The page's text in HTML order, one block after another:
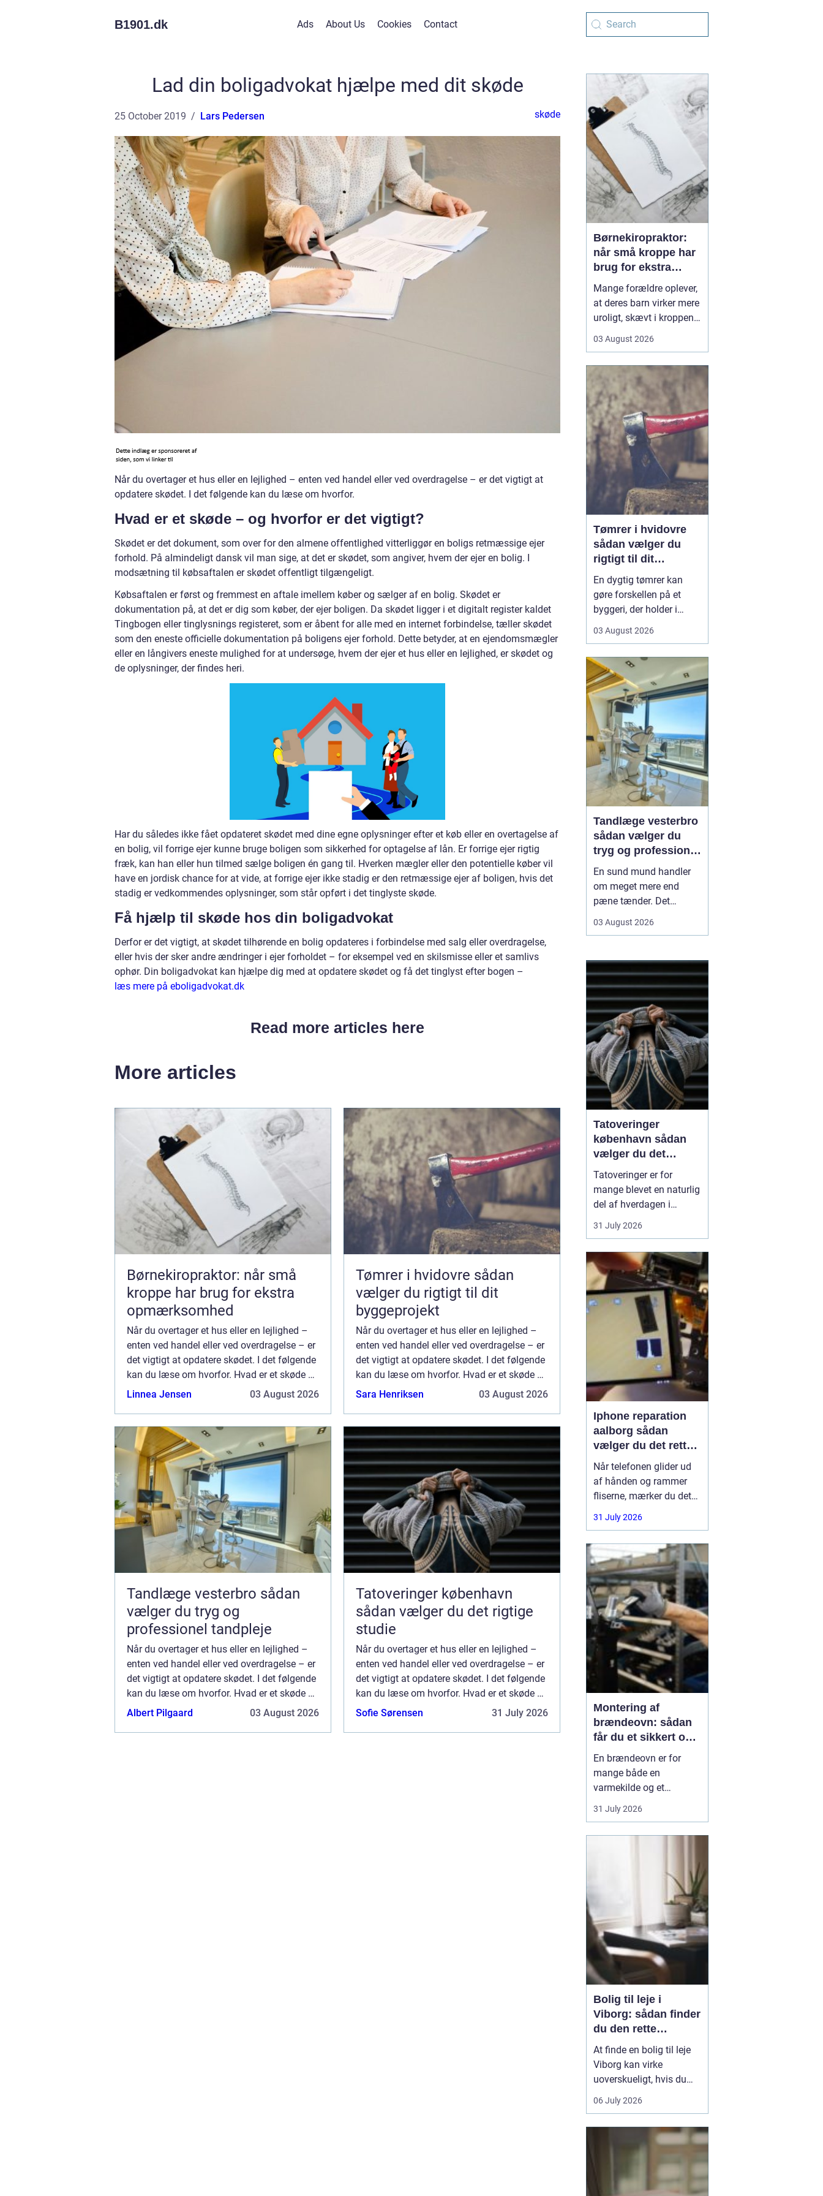
B1901.dk Ads About Us Cookies Contact
Lad din boligadvokat hjælpe med dit skøde
25 October 2019 Lars Pedersen skøde
Når du overtager et hus eller en lejlighed – enten ved handel eller ved overdragelse – er det vigtigt at
opdatere skødet. I det følgende kan du læse om hvorfor.
Hvad er et skøde – og hvorfor er det vigtigt?
Skødet er det dokument, som over for den almene offentlighed vitterliggør en boligs retmæssige ejer
forhold. På almindeligt dansk vil man sige, at det er skødet, som angiver, hvem der ejer en bolig. I
modsætning til købsaftalen er skødet offentligt tilgængeligt.
Købsaftalen er først og fremmest en aftale imellem køber og sælger af en bolig. Skødet er
dokumentation på, at det er dig som køber, der ejer boligen. Da skødet ligger i et digitalt register kaldet
Tingbogen eller tinglysnings registeret, som er åbent for alle med en internet forbindelse, tæller skødet
som den eneste officielle dokumentation på boligens ejer forhold. Dette betyder, at en ejendomsmægler
eller en långivers eneste mulighed for at undersøge, hvem der ejer et hus eller en lejlighed, er skødet og
de oplysninger, der findes heri.
Har du således ikke fået opdateret skødet med dine egne oplysninger efter et køb eller en overtagelse af
en bolig, vil forrige ejer kunne bruge boligen som sikkerhed for optagelse af lån. Er forrige ejer rigtig
fræk, kan han eller hun tilmed sælge boligen én gang til. Hverken mægler eller den potentielle køber vil
have en jordisk chance for at vide, at forrige ejer ikke stadig er den retmæssige ejer af boligen, hvis det
stadig er vedkommendes oplysninger, som står opført i det tinglyste skøde.
Få hjælp til skøde hos din boligadvokat
Derfor er det vigtigt, at skødet tilhørende en bolig opdateres i forbindelse med salg eller overdragelse,
eller hvis der sker andre ændringer i ejer forholdet – for eksempel ved en skilsmisse eller et samlivs
ophør. Din boligadvokat kan hjælpe dig med at opdatere skødet og få det tinglyst efter bogen –
læs mere på eboligadvokat.dk
Read more articles here
More articles
Børnekiropraktor: når små
kroppe har brug for ekstra
opmærksomhed
Når du overtager et hus eller en lejlighed –
enten ved handel eller ved overdragelse – er
det vigtigt at opdatere skødet. I det følgende
kan du læse om hvorfor. Hvad er et skøde –
og hvorfor er det v...
Linnea Jensen 03 August 2026
Tømrer i hvidovre sådan
vælger du rigtigt til dit
byggeprojekt
Når du overtager et hus eller en lejlighed –
enten ved handel eller ved overdragelse – er
det vigtigt at opdatere skødet. I det følgende
kan du læse om hvorfor. Hvad er et skøde –
og hvorfor er det v...
Sara Henriksen 03 August 2026
Tandlæge vesterbro sådan
vælger du tryg og
professionel tandpleje
Når du overtager et hus eller en lejlighed –
enten ved handel eller ved overdragelse – er
det vigtigt at opdatere skødet. I det følgende
kan du læse om hvorfor. Hvad er et skøde –
og hvorfor er det v...
Albert Pilgaard 03 August 2026
Tatoveringer københavn
sådan vælger du det rigtige
studie
Når du overtager et hus eller en lejlighed –
enten ved handel eller ved overdragelse – er
det vigtigt at opdatere skødet. I det følgende
kan du læse om hvorfor. Hvad er et skøde –
og hvorfor er det v...
Sofie Sørensen 31 July 2026
Børnekiropraktor:
når små kroppe har
brug for ekstra
opmærksomhed
Mange forældre oplever,
at deres barn virker mere
uroligt, skævt i kroppen
uden at der er en klar
børnekiropraktor være en
mulighed. En kiropraktor
med særlig erfaring i...
03 August 2026
Tømrer i hvidovre
sådan vælger du
rigtigt til dit
byggeprojekt
En dygtig tømrer kan
gøre forskellen på et
byggeri, der holder i
giver dig problemer igen
efter en tømrer i
Hvidovre, handler det
derfor ikke kun om pris.
Det handler om kvalitet,
tryghed og gode løsni...
03 August 2026
Tandlæge vesterbro
sådan vælger du
tryg og professionel
tandpleje
En sund mund handler
om meget mere end
pæne tænder. Det
hverdag, din selvtillid og
duleder efter tandlæge
vesterbro, møder du
derfor mange
valgmuligheder m...
03 August 2026
Tatoveringer
københavn sådan
vælger du det
rigtige studie
Tatoveringer er for
mange blevet en naturlig
del af hverdagen i
København. Byen er fyldt
med dygtige artister,
moderne tatovørbutikker,
hvor stilarter og udtryk
spænder vidt. Når man
søger efter ...
31 July 2026
Iphone reparation
aalborg sådan
vælger du det rette
værksted
Når telefonen glider ud
af hånden og rammer
fliserne, mærker du det
med det samme.
Skærmen splintrer, lyden
står af midt på dagen.
For mange i Aalborg er
mobilen helt central i
både arbejde, studie og
hverdag. Derfor
31 July 2026
Montering af
brændeovn: sådan
får du et sikkert og
smukt resultat
En brændeovn er for
mange både en
varmekilde og et
samlingspunkt i
hjemmet. Flammerne
brændeovn er ikke noget,
man bør kaste sig ud i
planl&ae...
31 July 2026
Bolig til leje i
Viborg: sådan finder
du den rette
lejlighed
At finde en bolig til leje
Viborg kan virke
uoverskueligt, hvis du
ikke kender byen eller det
lokale boligmarked. Der
priserne varierer, og
områderne har hver
deres særpræg. Med en
klar plan, lidt viden om
06 July 2026